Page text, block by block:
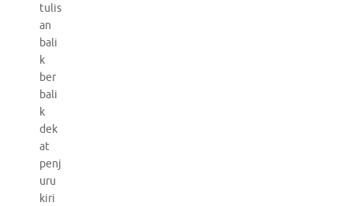
tulis
an
bali
k
ber
bali
k
dek
at
penj
uru
kiri